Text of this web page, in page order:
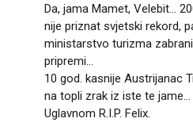
Da, jama Mamet, Velebit...
nije priznat svjetski rekord,
ministarstvo turizma
pripremi...
10 god. kasnije Austrijanac
na topli zrak iz iste te jame...
Uglavnom R.I.P. Felix.😔